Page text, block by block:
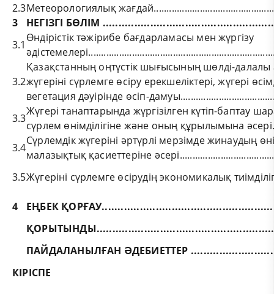
2.3Метеорологиялық
3
НЕГІЗГІ БӨЛІМ
3.1
Өндірістік тәжірибе бағдарламасы мен жүргізу
3.2
Қазақстанның оңтүстік шығысының шөлді-
жүгеріні сүрлемге өсіру ерекшеліктері, жүгері
вегетация дәуірінде өсіп-
3.3
Жүгері танаптарында жүргізілген күтіп-баптау
сүрлем өнімділігіне және оның құрылымына
3.4
Сүрлемдік жүгеріні әртүрлі мерзімде жинаудың
малазықтық қасиеттеріне
3.5Жүгеріні сүрлемге өсірудің экономикалық
4
ЕҢБЕК
ПАЙДАЛАНЫЛҒАН ӘДЕБИЕТТЕР
КІРІСПЕ